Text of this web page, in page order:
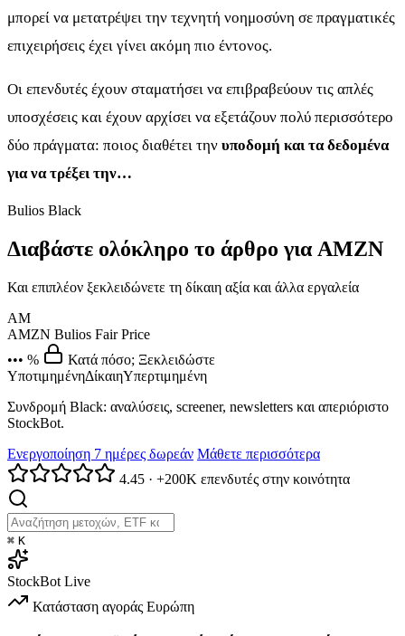
μπορεί να μετατρέψει την τεχνητή νοημοσύνη σε πραγματικές
επιχειρήσεις έχει γίνει ακόμη πιο έντονος.
Οι επενδυτές έχουν σταματήσει να επιβραβεύουν τις απλές
υποσχέσεις και έχουν αρχίσει να εξετάζουν πολύ περισσότερο
δύο πράγματα: ποιος διαθέτει την υποδομή και τα δεδομένα
για να τρέξει την…
Bulios Black
Διαβάστε ολόκληρο το άρθρο για AMZN
Και επιπλέον ξεκλειδώνετε τη δίκαιη αξία και άλλα εργαλεία
AM
AMZN Bulios Fair Price
••• %
Κατά πόσο; Ξεκλειδώστε
ΥποτιμημένηΔίκαιηΥπερτιμημένη
Συνδρομή Black: αναλύσεις, screener, newsletters και απεριόριστο
StockBot.
Ενεργοποίηση 7 ημέρες δωρεάν Μάθετε περισσότερα
4.45 · +200K επενδυτές στην κοινότητα
⌘ K
StockBot Live
Κατάσταση αγοράς Ευρώπη